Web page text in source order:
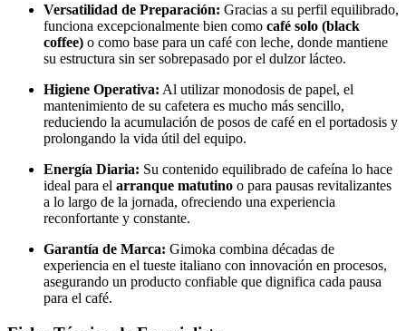
Versatilidad de Preparación: Gracias a su perfil equilibrado,
funciona excepcionalmente bien como café solo (black
coffee) o como base para un café con leche, donde mantiene
su estructura sin ser sobrepasado por el dulzor lácteo.
Higiene Operativa: Al utilizar monodosis de papel, el
mantenimiento de su cafetera es mucho más sencillo,
reduciendo la acumulación de posos de café en el portadosis y
prolongando la vida útil del equipo.
Energía Diaria: Su contenido equilibrado de cafeína lo hace
ideal para el arranque matutino o para pausas revitalizantes
a lo largo de la jornada, ofreciendo una experiencia
reconfortante y constante.
Garantía de Marca: Gimoka combina décadas de
experiencia en el tueste italiano con innovación en procesos,
asegurando un producto confiable que dignifica cada pausa
para el café.